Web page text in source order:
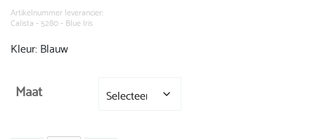
€ 199,99.
Artikelnummer leverancier:
Calista - 5280 - Blue Iris
Kleur: Blauw
Maat